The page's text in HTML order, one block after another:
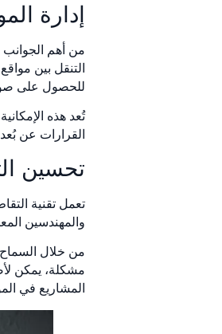
إدارة
التنقل بين
للحصول على
تُعد هذه
القرارات عن
تحسين
والمهندسين
من خلال السماح
مشكلة، يمكن
المشاريع في